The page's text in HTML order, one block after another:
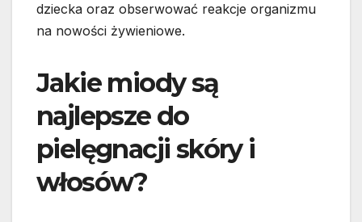
dziecka oraz obserwować reakcje organizmu
na nowości żywieniowe.
Jakie miody są
najlepsze do
pielęgnacji skóry i
włosów?